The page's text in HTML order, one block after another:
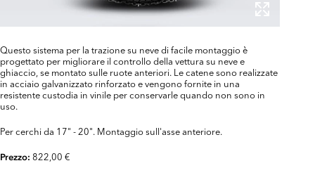
Questo sistema per la trazione su neve di facile montaggio è
progettato per migliorare il controllo della vettura su neve e
ghiaccio, se montato sulle ruote anteriori. Le catene sono realizzate
in acciaio galvanizzato rinforzato e vengono fornite in una
resistente custodia in vinile per conservarle quando non sono in
uso.
Per cerchi da 17" - 20". Montaggio sull'asse anteriore.
Prezzo: 822,00 €